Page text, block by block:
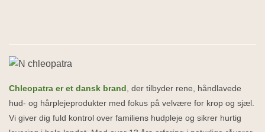
Chleopatra er et dansk brand , der tilbyder rene, håndlavede
hud- og hårplejeprodukter med fokus på velvære for krop og sjæl.
Vi giver dig fuld kontrol over familiens hudpleje og sikrer hurtig